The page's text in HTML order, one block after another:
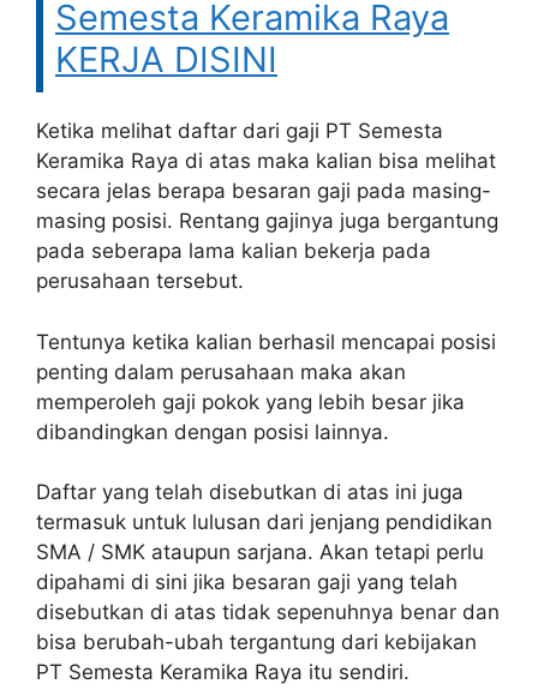
Semesta Keramika Raya
KERJA DISINI
Ketika melihat daftar dari gaji PT Semesta
Keramika Raya di atas maka kalian bisa melihat
secara jelas berapa besaran gaji pada masing-
masing posisi. Rentang gajinya juga bergantung
pada seberapa lama kalian bekerja pada
perusahaan tersebut.
Tentunya ketika kalian berhasil mencapai posisi
penting dalam perusahaan maka akan
memperoleh gaji pokok yang lebih besar jika
dibandingkan dengan posisi lainnya.
Daftar yang telah disebutkan di atas ini juga
termasuk untuk lulusan dari jenjang pendidikan
SMA / SMK ataupun sarjana. Akan tetapi perlu
dipahami di sini jika besaran gaji yang telah
disebutkan di atas tidak sepenuhnya benar dan
bisa berubah-ubah tergantung dari kebijakan
PT Semesta Keramika Raya itu sendiri.